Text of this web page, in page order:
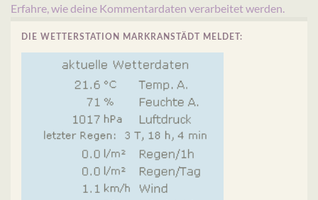
Erfahre, wie deine Kommentardaten verarbeitet werden.
DIE WETTERSTATION MARKRANSTÄDT MELDET: